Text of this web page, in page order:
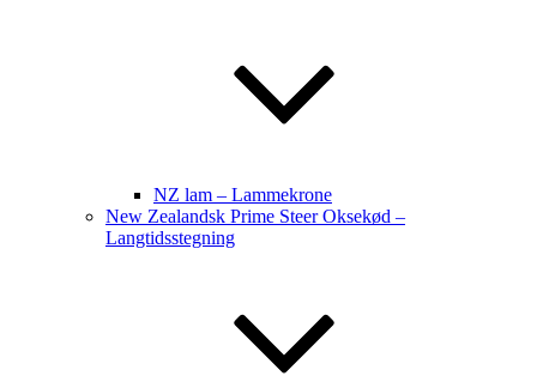
NZ lam – Lammekrone
New Zealandsk Prime Steer Oksekød –
Langtidsstegning